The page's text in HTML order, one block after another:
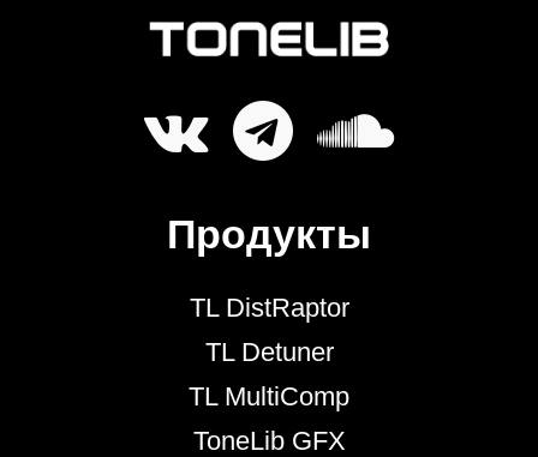
Продукты
TL DistRaptor
TL Detuner
TL MultiComp
ToneLib GFX